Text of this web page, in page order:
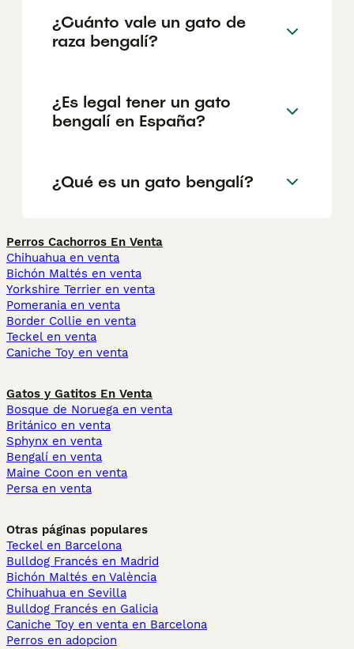
¿Cuánto vale un gato de
raza bengalí?
¿Es legal tener un gato
bengalí en España?
¿Qué es un gato bengalí?
Perros Cachorros En Venta
Chihuahua en venta
Bichón Maltés en venta
Yorkshire Terrier en venta
Pomerania en venta
Border Collie en venta
Teckel en venta
Caniche Toy en venta
Gatos y Gatitos En Venta
Bosque de Noruega en venta
Británico en venta
Sphynx en venta
Bengalí en venta
Maine Coon en venta
Persa en venta
Otras páginas populares
Teckel en Barcelona
Bulldog Francés en Madrid
Bichón Maltés en València
Chihuahua en Sevilla
Bulldog Francés en Galicia
Caniche Toy en venta en Barcelona
Perros en adopcion